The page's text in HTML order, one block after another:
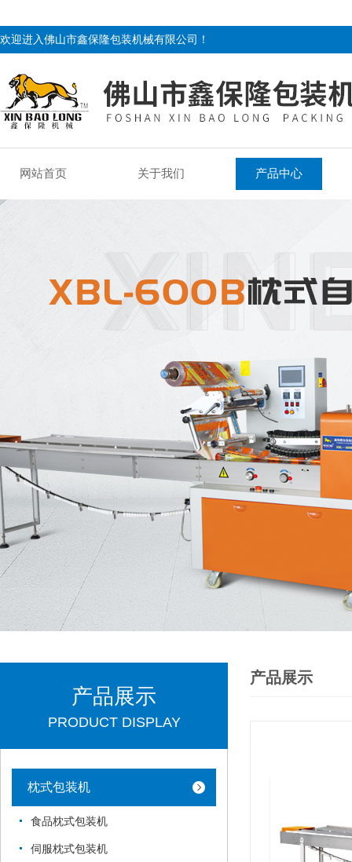
欢迎进入佛山市鑫保隆包装机械有限公司！
网站首页 关于我们 产品中心
产品展示
PRODUCT DISPLAY
枕式包装机
食品枕式包装机
伺服枕式包装机
产品展示